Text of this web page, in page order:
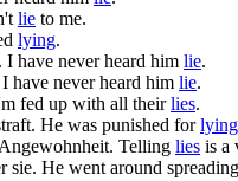
lie to me.
lying.
I have never heard him lie.
I have never heard him lie.
fed up with all theirlies.
He was punished forlying
Telling lies is a
sie. He went around spreading